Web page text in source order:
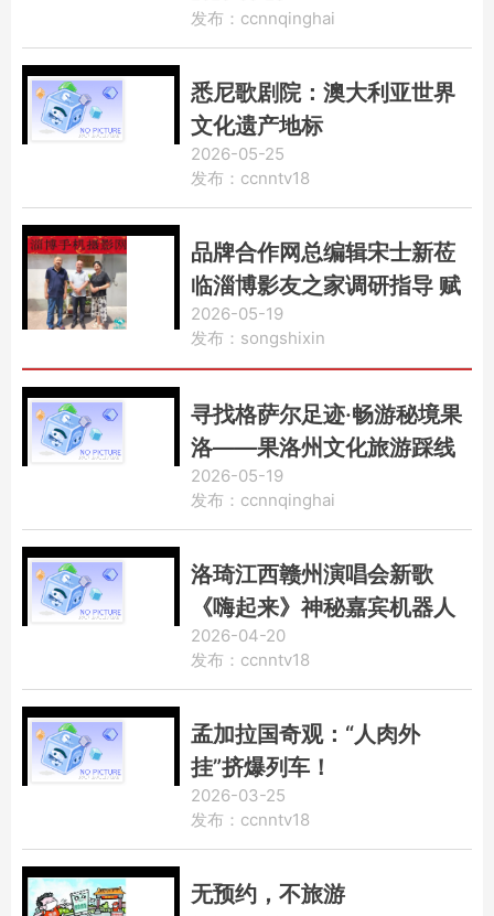
发布：ccnnqinghai
悉尼歌剧院：澳大利亚世界
文化遗产地标
2026-05-25
发布：ccnntv18
品牌合作网总编辑宋士新莅
临淄博影友之家调研指导 赋
能乡村振兴与影像发展
2026-05-19
发布：songshixin
寻找格萨尔足迹·畅游秘境果
洛——果洛州文化旅游踩线
活动正式启动
2026-05-19
发布：ccnnqinghai
洛琦江西赣州演唱会新歌
《嗨起来》神秘嘉宾机器人
共舞火爆出圈
2026-04-20
发布：ccnntv18
孟加拉国奇观：“人肉外
挂”挤爆列车！
2026-03-25
发布：ccnntv18
无预约，不旅游